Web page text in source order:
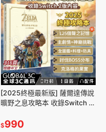
[2025終極最新版] 薩爾達傳說
曠野之息攻略本 收錄Switch 2
挑戰
$990